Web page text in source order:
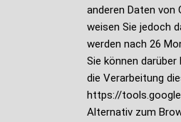
anderen Daten von
weisen Sie jedoch
werden nach 26
Sie können
die Verarbeitung
https://
Alternativ zum